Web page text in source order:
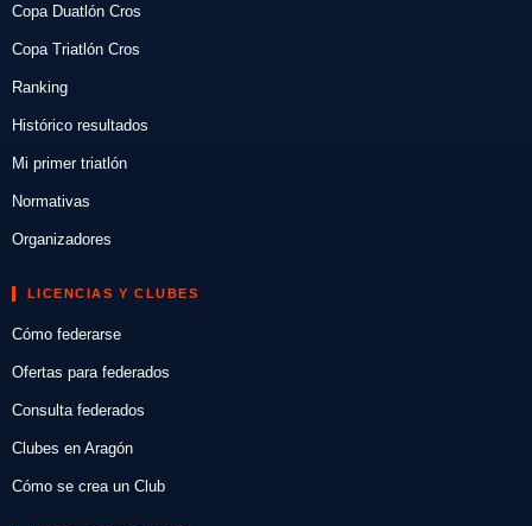
Copa Duatlón Cros
Copa Triatlón Cros
Ranking
Histórico resultados
Mi primer triatlón
Normativas
Organizadores
LICENCIAS Y CLUBES
Cómo federarse
Ofertas para federados
Consulta federados
Clubes en Aragón
Cómo se crea un Club